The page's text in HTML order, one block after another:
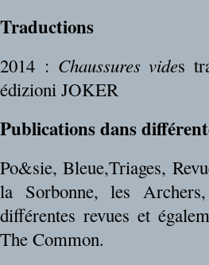
Traductions
2014 : Chaussures vides
édizioni JOKER
Publications dans
Po&sie, Bleue,Triages,
la Sorbonne, les
différentes revues et
The Common.